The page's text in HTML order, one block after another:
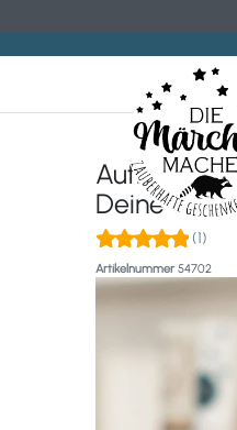
Deine
(1)
Artikelnummer 54702